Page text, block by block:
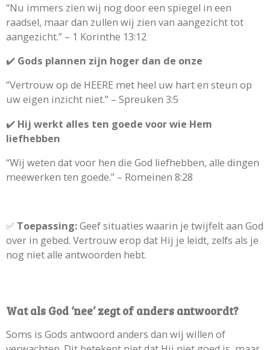
“Nu immers zien wij nog door een spiegel in een
raadsel, maar dan zullen wij zien van aangezicht tot
aangezicht.” – 1 Korinthe 13:12
✔️ Gods plannen zijn hoger dan de onze
“Vertrouw op de HEERE met heel uw hart en steun op
uw eigen inzicht niet.” – Spreuken 3:5
✔️ Hij werkt alles ten goede voor wie Hem
liefhebben
“Wij weten dat voor hen die God liefhebben, alle dingen
meewerken ten goede.” – Romeinen 8:28
✅ Toepassing:Geef situaties waarin je twijfelt aan God
over in gebed. Vertrouw erop dat Hij je leidt, zelfs als je
nog niet alle antwoorden hebt.
Wat als God ‘nee’ zegt of anders antwoordt?
Soms is Gods antwoord anders dan wij willen of